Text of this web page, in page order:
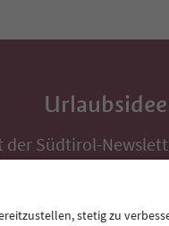
der Südtirol-